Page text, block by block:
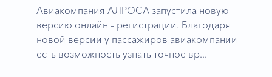
Авиакомпания АЛРОСА запустила новую
версию онлайн – регистрации. Благодаря
новой версии у пассажиров авиакомпании
есть возможность узнать точное вр...